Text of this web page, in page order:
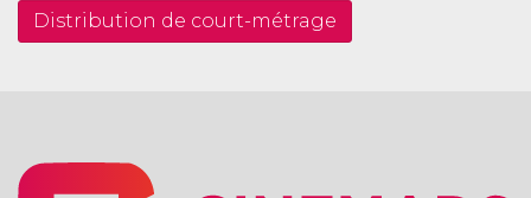
Distribution de court-métrage